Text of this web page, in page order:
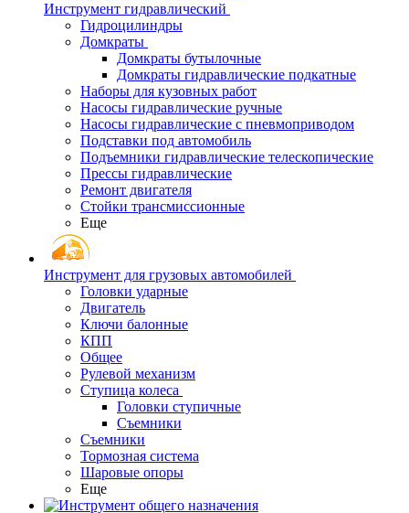
Инструмент гидравлический
Гидроцилиндры
Домкраты
Домкраты бутылочные
Домкраты гидравлические подкатные
Наборы для кузовных работ
Насосы гидравлические ручные
Насосы гидравлические с пневмоприводом
Подставки под автомобиль
Подъемники гидравлические телескопические
Прессы гидравлические
Ремонт двигателя
Стойки трансмиссионные
Еще
Инструмент для грузовых автомобилей
Головки ударные
Двигатель
Ключи балонные
КПП
Общее
Рулевой механизм
Ступица колеса
Головки ступичные
Съемники
Съемники
Тормозная система
Шаровые опоры
Еще